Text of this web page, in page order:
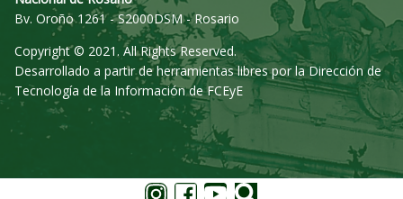
Bv. Oroño 1261 - S2000DSM - Rosario
Copyright © 2021. All Rights Reserved.
Desarrollado a partir de herramientas libres por la Dirección de
Tecnología de la Información de FCEyE